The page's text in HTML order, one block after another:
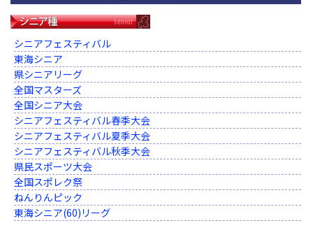
シニアフェスティバル
東海シニア
県シニアリーグ
全国マスターズ
全国シニア大会
シニアフェスティバル春季大会
シニアフェスティバル夏季大会
シニアフェスティバル秋季大会
県民スポーツ大会
全国スポレク祭
ねんりんピック
東海シニア(60)リーグ